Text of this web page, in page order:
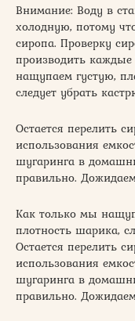
Внимание: Воду в
холодную, потому
сиропа. Проверку
производить
нащупаем густую,
следует убрать
Остается перелить
использования
шугаринга в
правильно.
Как только мы
плотность шарика,
Остается перелить
использования
шугаринга в
правильно.